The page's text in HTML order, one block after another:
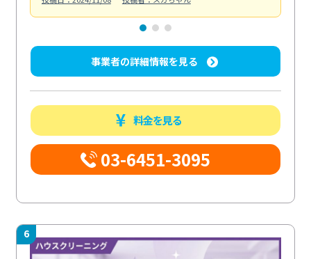
事業者の詳細情報を見る
料金を見る
03-6451-3095
6